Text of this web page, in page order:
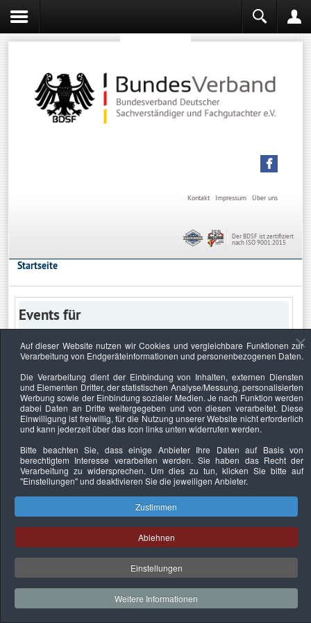
Über uns
Impressum
Kontakt
Der BDSF ist zertifiziert
nach ISO 9001:2015
Startseite
Events für
Keine Termine
Datenschutzerklärung Urheberrechtsnachweise Nachhaltigkeit
Copyright © 2026. Bundesverband Deutscher
Sachverständiger und Fachgutachter e.V..
Auf dieser Website nutzen wir Cookies und vergleichbare Funktionen zur
Verarbeitung von Endgeräteinformationen und personenbezogenen Daten.
Die Verarbeitung dient der Einbindung von Inhalten, externen Diensten
und Elementen Dritter, der statistischen Analyse/Messung, personalisierten
Werbung sowie der Einbindung sozialer Medien. Je nach Funktion werden
dabei Daten an Dritte weitergegeben und von diesen verarbeitet. Diese
Einwilligung ist freiwillig, für die Nutzung unserer Website nicht erforderlich
und kann jederzeit über das Icon links unten widerrufen werden.
Bitte beachten Sie, dass einige Anbieter Ihre Daten auf Basis von
berechtigtem Interesse verarbeiten werden. Sie haben das Recht der
Verarbeitung zu widersprechen. Um dies zu tun, klicken Sie bitte auf
"Einstellungen"und deaktivieren Sie die jeweiligen Anbieter.
Zustimmen
Ablehnen
Einstellungen
Weitere Informationen